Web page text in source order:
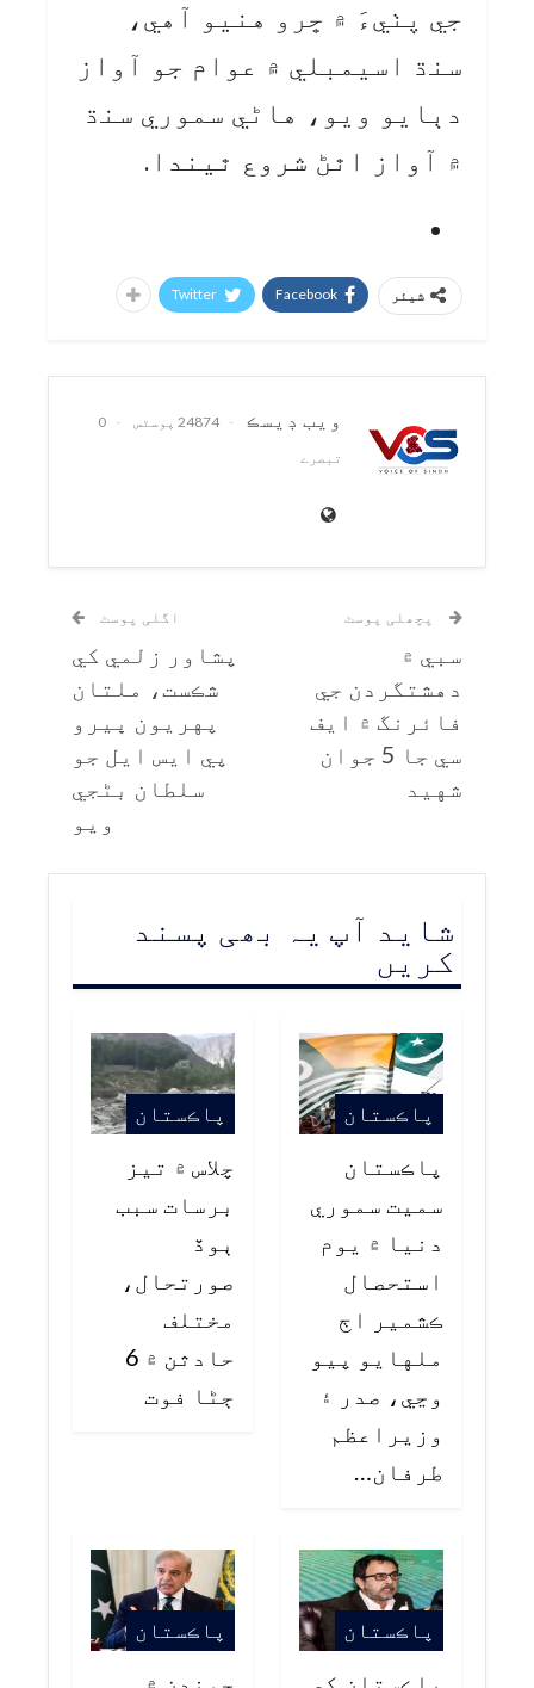
جي پٺيءَ ۾ ڇرو هنيو آهي،
سنڌ اسيمبلي ۾ عوام جو آواز
دٻايو ويو، هاڻي سموري سنڌ
۾ آواز اٿڻ شروع ٿيندا.
شیئر Facebook
Twitter
ويب ڊيسڪ 24874 پوسٹس
0
تبصرے
پچھلی پوسٹ
سبي ۾
دهشتگردن جي
فائرنگ ۾ ايف
سي جا 5 جوان
شهيد
اگلی پوسٹ
پشاور زلمي کي
شڪست، ملتان
پهريون ڀيرو
پي ايس ايل جو
سلطان بڻجي
ويو
شاید آپ یہ بھی پسند
کریں
پاڪستان
پاڪستان
سميت سموري
دنيا ۾ يوم
استحصال
ڪشمير اڄ
ملهايو پيو
وڃي، صدر ۽
وزيراعظم
طرفان…
پاڪستان
چلاس ۾ تيز
برسات سبب
ٻوڏ
صورتحال،
مختلف
حادثن ۾ 6
ڄڻا فوت
پاڪستان
پاڪستان کي
پاڪستان
چونڊن ۾